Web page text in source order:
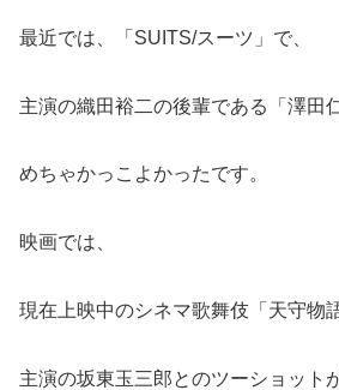
最近では、「SUITS/スーツ」で、
主演の織田裕二の後輩である「澤田
めちゃかっこよかったです。
映画では、
現在上映中のシネマ歌舞伎「天守物
主演の坂東玉三郎とのツーショット